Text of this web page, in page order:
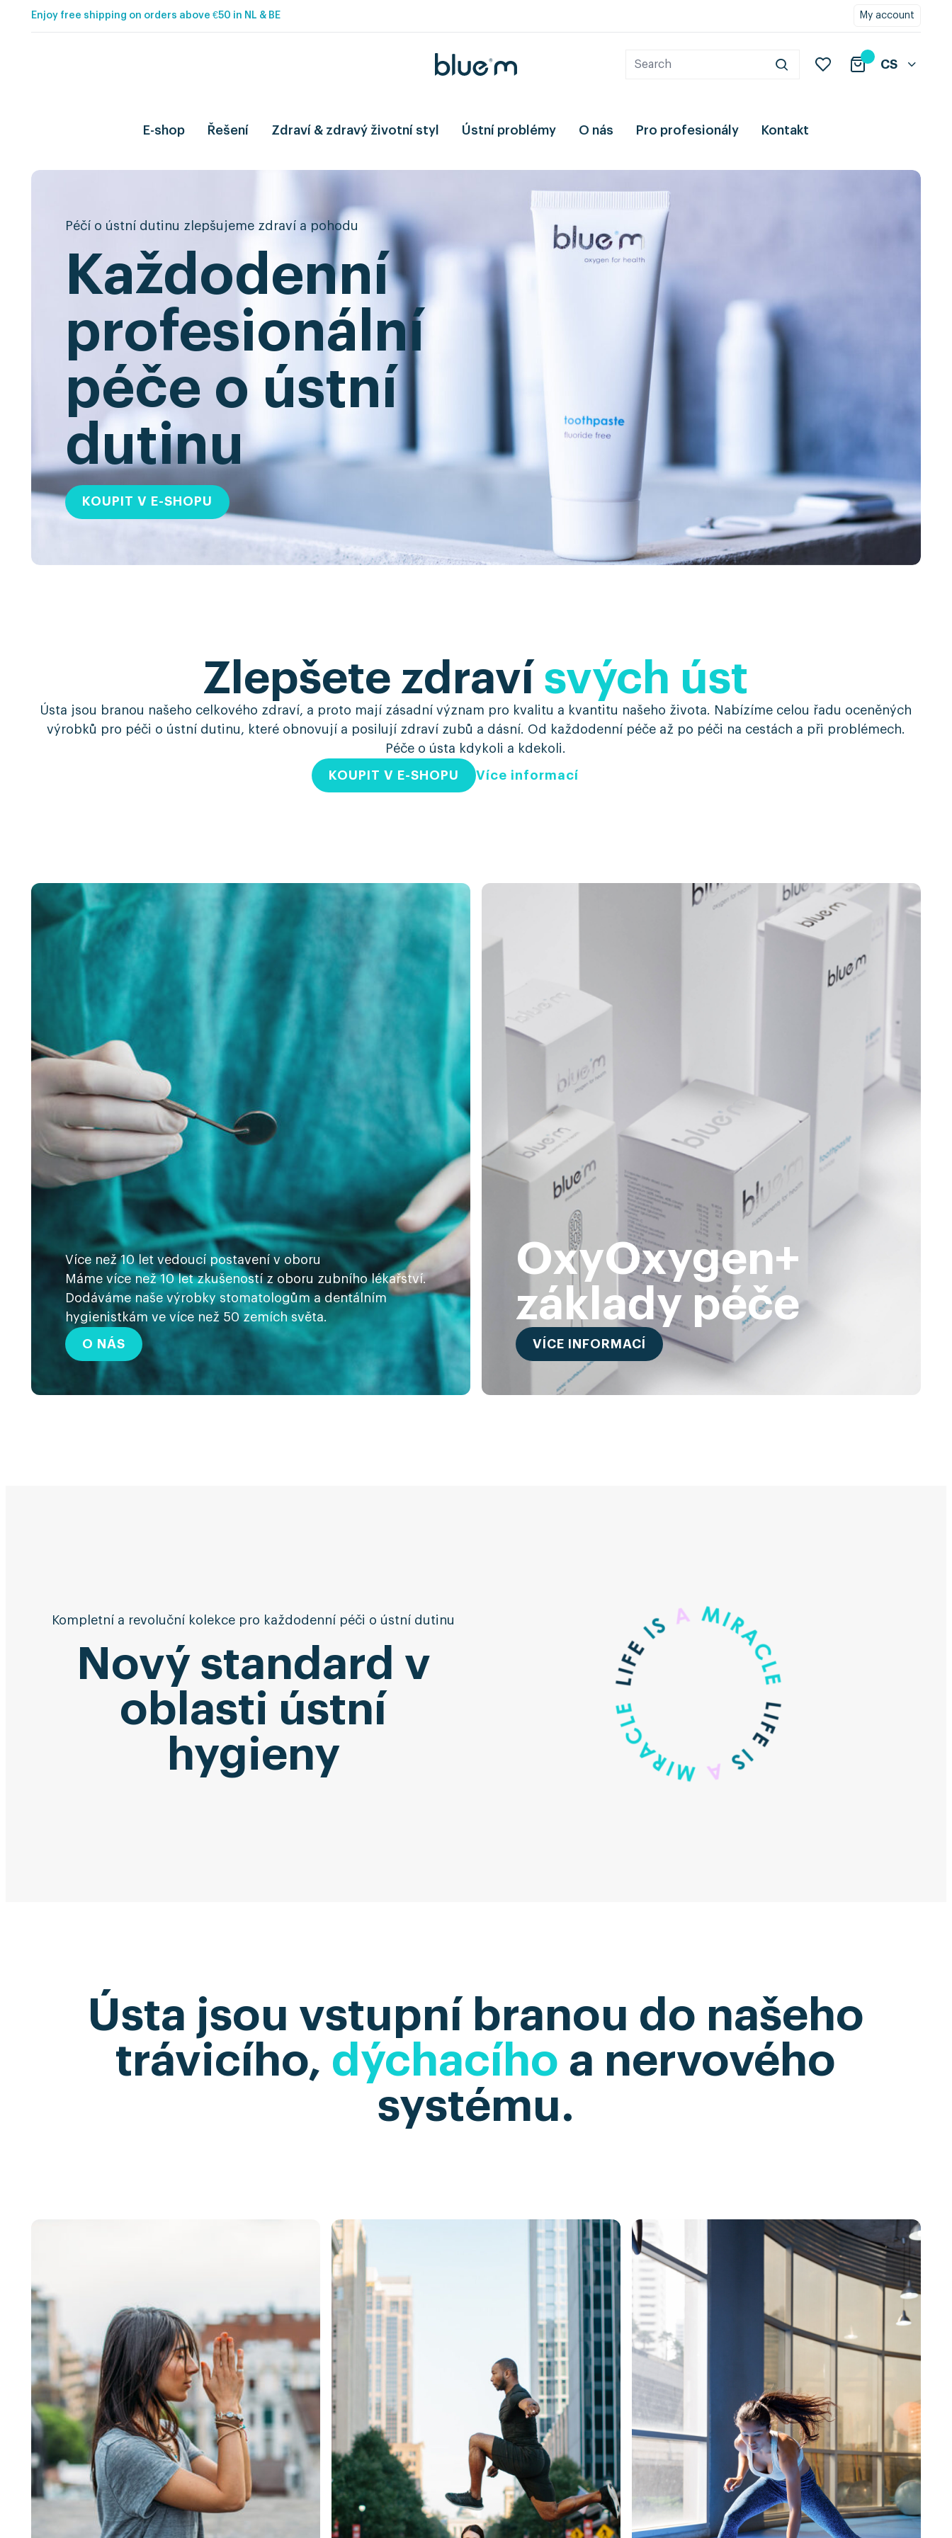
Enjoy free shipping on orders above €50 in NL & BE My account
CS
E-shop Řešení Zdraví & zdravý životní styl Ústní problémy O nás Pro profesionály Kontakt
Péčí o ústní dutinu zlepšujeme zdraví a pohodu
Každodenní
profesionální
péče o ústní
dutinu
KOUPIT V E-SHOPU
Zlepšete zdraví svých úst
Ústa jsou branou našeho celkového zdraví, a proto mají zásadní význam pro kvalitu a kvantitu našeho života. Nabízíme celou řadu oceněných
výrobků pro péči o ústní dutinu, které obnovují a posilují zdraví zubů a dásní. Od každodenní péče až po péči na cestách a při problémech.
Péče o ústa kdykoli a kdekoli.
KOUPIT V E-SHOPU Více informací
Více než 10 let vedoucí postavení v oboru
Máme více než 10 let zkušeností z oboru zubního lékařství.
Dodáváme naše výrobky stomatologům a dentálním
hygienistkám ve více než 50 zemích světa.
O NÁS
OxyOxygen+
základy péče
VÍCE INFORMACÍ
Kompletní a revoluční kolekce pro každodenní péči o ústní dutinu
Nový standard v
oblasti ústní
hygieny
Ústa jsou vstupní branou do našeho
trávicího, dýchacího a nervového
systému.